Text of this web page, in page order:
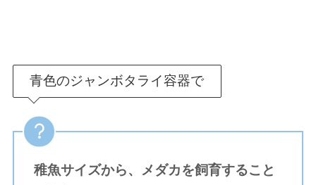
青色のジャンボタライ容器で
稚魚サイズから、メダカを飼育すること